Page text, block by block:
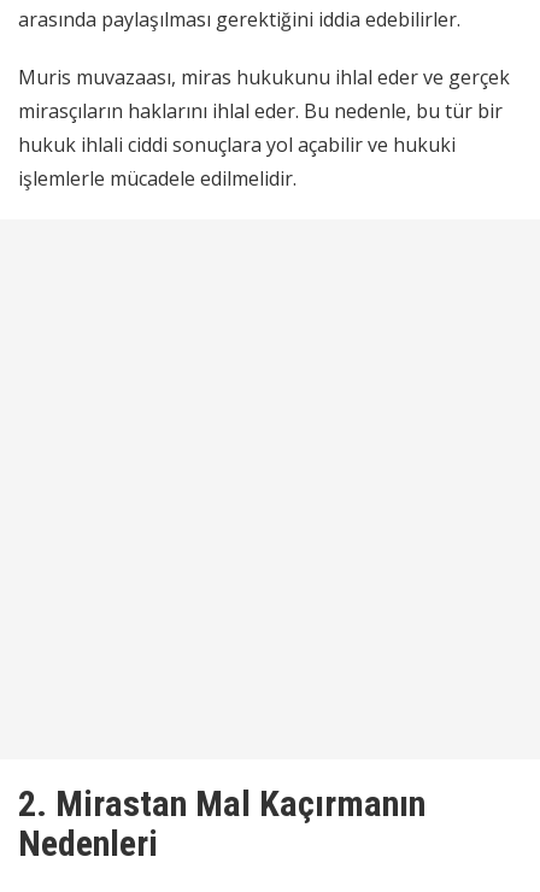
arasında paylaşılması gerektiğini iddia edebilirler.
Muris muvazaası, miras hukukunu ihlal eder ve gerçek
mirasçıların haklarını ihlal eder. Bu nedenle, bu tür bir
hukuk ihlali ciddi sonuçlara yol açabilir ve hukuki
işlemlerle mücadele edilmelidir.
2. Mirastan Mal Kaçırmanın
Nedenleri